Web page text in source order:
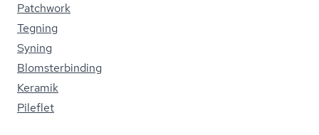
Patchwork
Tegning
Syning
Blom­ster­bin­ding
Keramik
Pileflet